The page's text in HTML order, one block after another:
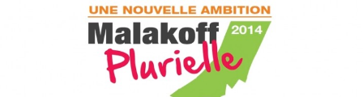
MALAKOFF
PLURIELLE
UNE ALTERNATIVE CITOYENNE POUR
MALAKOFF